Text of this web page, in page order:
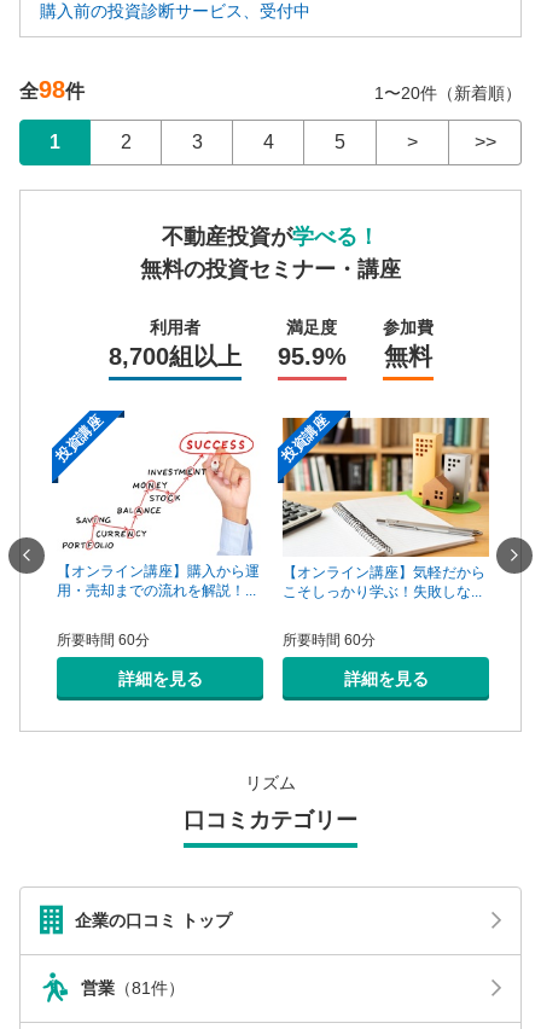
購入前の投資診断サービス、受付中
全98件 1〜20件（新着順）
1 2 3 4 5 > >>
不動産投資が学べる！
無料の投資セミナー・講座
利用者
8,700組以上
満足度
95.9%
参加費
無料
手は
投資講座
【オンライン講座】購入から運
用・売却までの流れを解説！...
所要時間 60分
詳細を見る
投資講座
【オンライン講座】気軽だから
こそしっかり学ぶ！失敗しな...
所要時間 60分
詳細を見る
【オ
リズム
口コミカテゴリー
企業の口コミ トップ
営業 （81件）